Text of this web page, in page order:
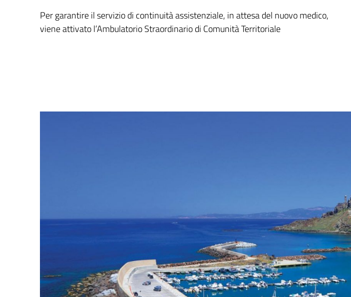
Per garantire il servizio di continuità assistenziale, in attesa del nuovo medico,
viene attivato l’Ambulatorio Straordinario di Comunità Territoriale